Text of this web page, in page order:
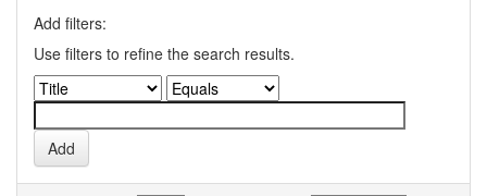
Add filters:
Use filters to refine the search results.